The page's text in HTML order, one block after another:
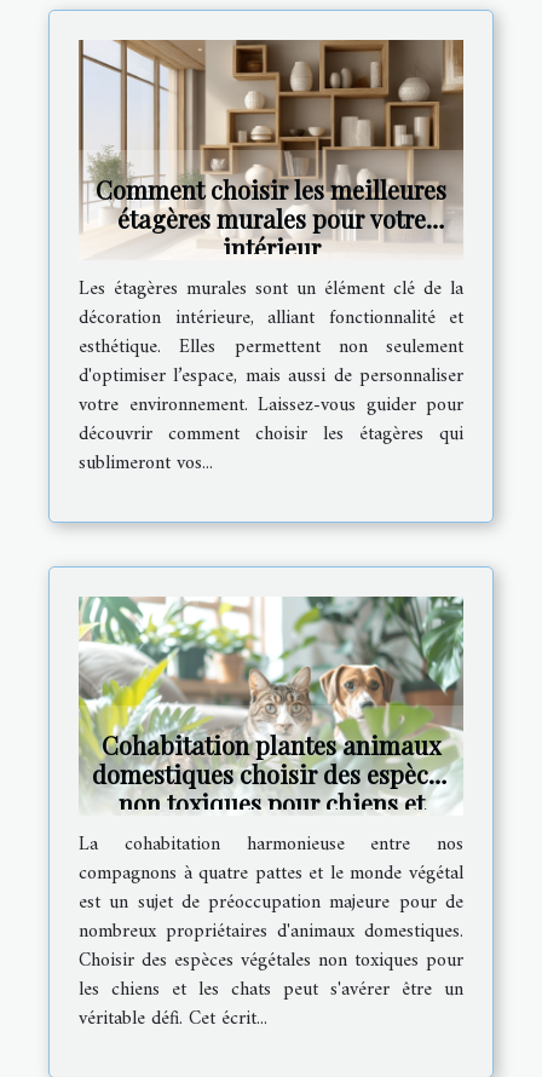
Comment choisir les meilleures
étagères murales pour votre
intérieur
Les étagères murales sont un élément clé de la
décoration intérieure, alliant fonctionnalité et
esthétique. Elles permettent non seulement
d'optimiser l’espace, mais aussi de personnaliser
votre environnement. Laissez-vous guider pour
découvrir comment choisir les étagères qui
sublimeront vos...
Cohabitation plantes animaux
domestiques choisir des espèces
non toxiques pour chiens et
chats
La cohabitation harmonieuse entre nos
compagnons à quatre pattes et le monde végétal
est un sujet de préoccupation majeure pour de
nombreux propriétaires d'animaux domestiques.
Choisir des espèces végétales non toxiques pour
les chiens et les chats peut s'avérer être un
véritable défi. Cet écrit...